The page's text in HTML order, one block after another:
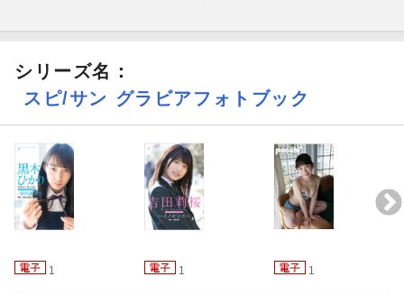
シリーズ名：
スピ/サン グラビアフォトブック
1 1 1